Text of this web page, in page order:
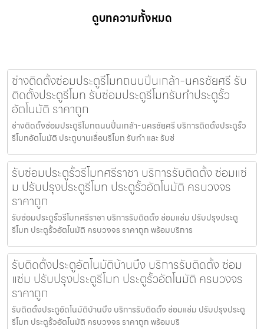
ดูบทความทั้งหมด
ช่างติดตั้งซ่อมประตูรีโมทถนนปิ่นเกล้า-นครชัยศรี รับ
ติดตั้งประตูรีโมท รับซ่อมประตูรีโมทรับทำประตูรั้ว
อัตโนมัติ ราคาถูก
ช่างติดตั้งซ่อมประตูรีโมทถนนปิ่นเกล้า-นครชัยศรี บริการติดตั้งประตูรั้ว
รีโมทอัตโนมัติ ประตูบานเลื่อนรีโมท รับทำ และ รับซ่
รับซ่อมประตูรั้วรีโมทศรีราชา บริการรับติดตั้ง ซ่อมแซ่
ม ปรับปรุงประตูรีโมท ประตูรั้วอัตโนมัติ ครบวงจร
ราคาถูก
รับซ่อมประตูรั้วรีโมทศรีราชา บริการรับติดตั้ง ซ่อมแซ่ม ปรับปรุงประตู
รีโมท ประตูรั้วอัตโนมัติ ครบวงจร ราคาถูก พร้อมบริการ
รับติดตั้งประตูอัตโนมัติบ้านบึง บริการรับติดตั้ง ซ่อม
แซ่ม ปรับปรุงประตูรีโมท ประตูรั้วอัตโนมัติ ครบวงจร
ราคาถูก
รับติดตั้งประตูอัตโนมัติบ้านบึง บริการรับติดตั้ง ซ่อมแซ่ม ปรับปรุงประตู
รีโมท ประตูรั้วอัตโนมัติ ครบวงจร ราคาถูก พร้อมบริ